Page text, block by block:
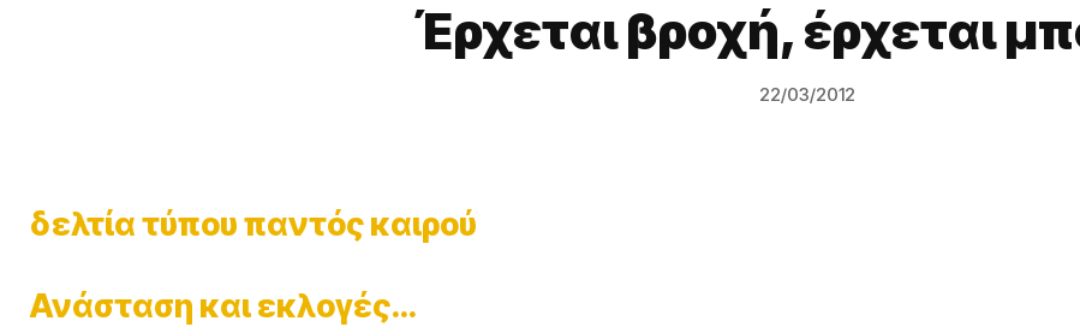
Έρχεται βροχή, έρχεται
22/03/2012
δελτία τύπου παντός καιρού
Ανάσταση και εκλογές…